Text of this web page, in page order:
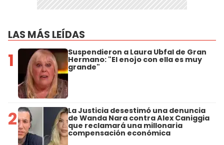
LAS MÁS LEÍDAS
1 Suspendieron a Laura Ubfal de Gran
Hermano: "El enojo con ella es muy
grande"
2 La Justicia desestimó una denuncia
de Wanda Nara contra Alex Caniggia
que reclamará una millonaria
compensación económica